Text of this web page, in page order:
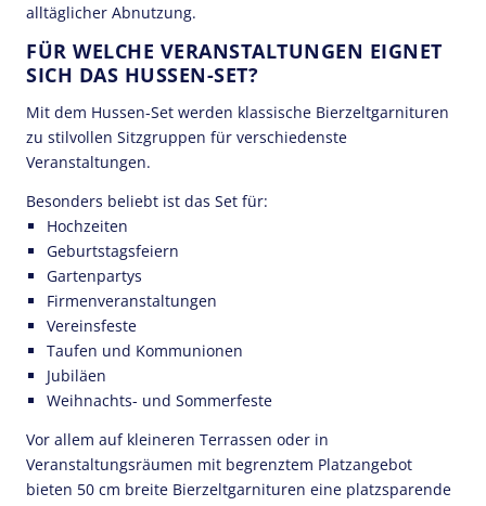
alltäglicher Abnutzung.
FÜR WELCHE VERANSTALTUNGEN EIGNET
SICH DAS HUSSEN-SET?
Mit dem Hussen-Set werden klassische Bierzeltgarnituren
zu stilvollen Sitzgruppen für verschiedenste
Veranstaltungen.
Besonders beliebt ist das Set für:
Hochzeiten
Geburtstagsfeiern
Gartenpartys
Firmenveranstaltungen
Vereinsfeste
Taufen und Kommunionen
Jubiläen
Weihnachts- und Sommerfeste
Vor allem auf kleineren Terrassen oder in
Veranstaltungsräumen mit begrenztem Platzangebot
bieten 50 cm breite Bierzeltgarnituren eine platzsparende